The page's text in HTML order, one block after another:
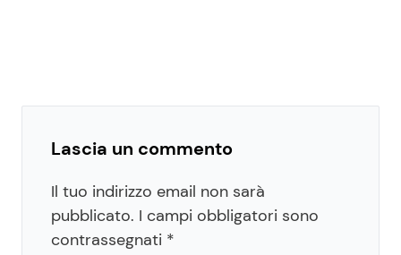
Lascia un commento
Il tuo indirizzo email non sarà
pubblicato. I campi obbligatori sono
contrassegnati *